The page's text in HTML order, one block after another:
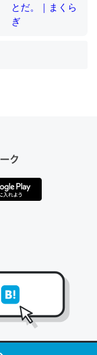
中かが分かるので
るはず……
僕。ITツール導入で
by LIFULL介護
しか使わないので
：
2019/05/15/1805
僕。ITツール導入で